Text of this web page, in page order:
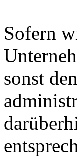
Sofern
sonst